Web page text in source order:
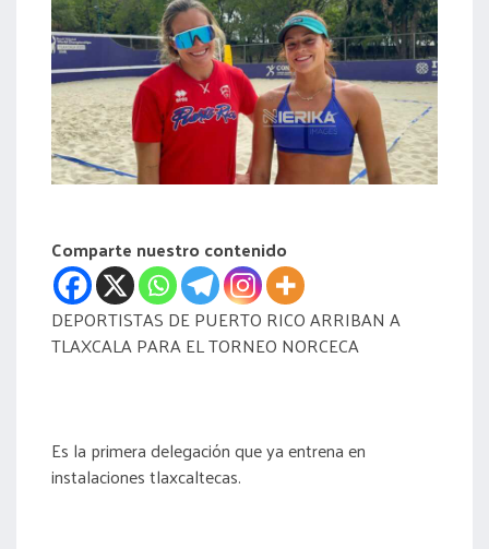
Comparte nuestro contenido
DEPORTISTAS DE PUERTO RICO ARRIBAN A
TLAXCALA PARA EL TORNEO NORCECA
Es la primera delegación que ya entrena en
instalaciones tlaxcaltecas.
aclaración
acreditación